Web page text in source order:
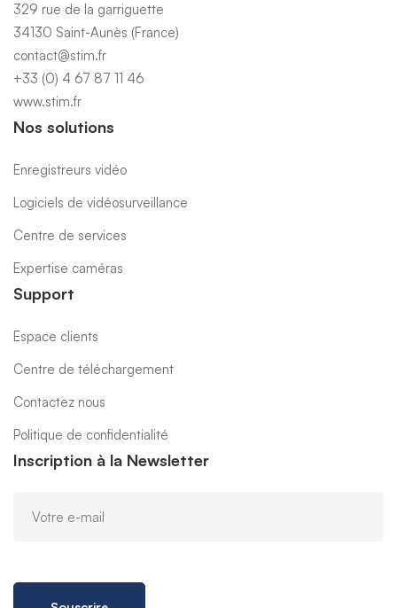
329 rue de la garriguette
34130 Saint-Aunès (France)
contact@stim.fr
+33 (0) 4 67 87 11 46
www.stim.fr
Nos solutions
Enregistreurs vidéo
Logiciels de vidéosurveillance
Centre de services
Expertise caméras
Support
Espace clients
Centre de téléchargement
Contactez nous
Politique de confidentialité
Inscription à la Newsletter